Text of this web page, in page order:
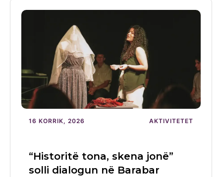
16 KORRIK, 2026 AKTIVITETET
“Historitë tona, skena jonë”
solli dialogun në Barabar